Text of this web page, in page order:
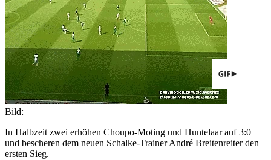
Bild:
In Halbzeit zwei erhöhen Choupo-Moting und Huntelaar auf 3:0
und bescheren dem neuen Schalke-Trainer André Breitenreiter den
ersten Sieg.